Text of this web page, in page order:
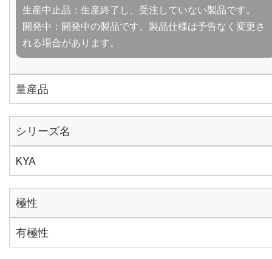
生産中止品：生産終了し、受注していない製品です。
開発中：開発中の製品です。製品仕様は予告なく変更さ
れる場合があります。
量産品
シリーズ名
KYA
極性
有極性